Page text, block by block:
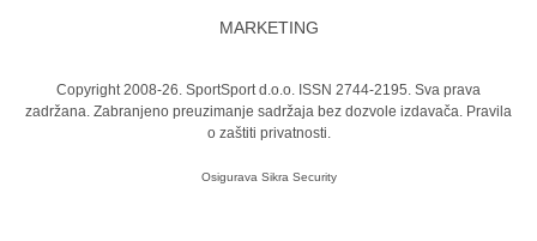
MARKETING
Copyright 2008-26. SportSport d.o.o. ISSN 2744-2195. Sva prava
zadržana. Zabranjeno preuzimanje sadržaja bez dozvole izdavača. Pravila
o zaštiti privatnosti.
Osigurava Sikra Security